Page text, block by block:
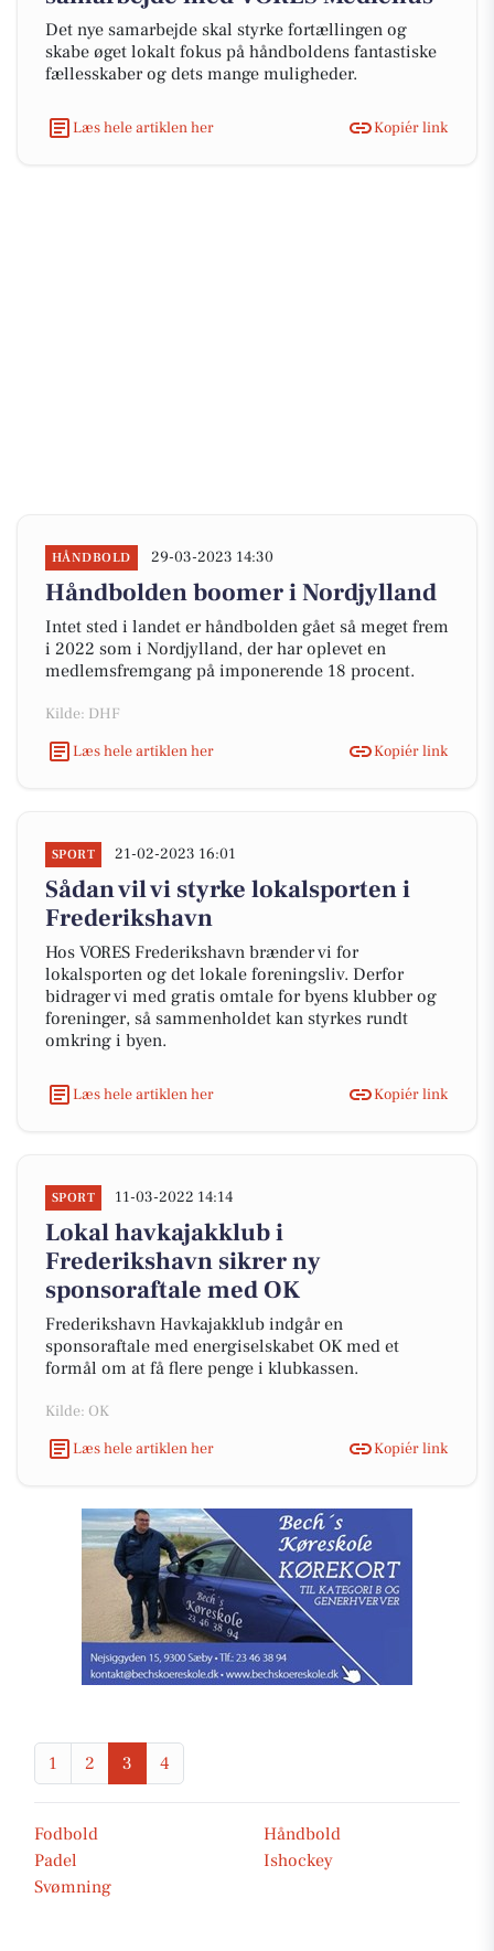
Det nye samarbejde skal styrke fortællingen og
skabe øget lokalt fokus på håndboldens fantastiske
fællesskaber og dets mange muligheder.
Læs hele artiklen her Kopiér link
HÅNDBOLD 29-03-2023 14:30
Håndbolden boomer i Nordjylland
Intet sted i landet er håndbolden gået så meget frem
i 2022 som i Nordjylland, der har oplevet en
medlemsfremgang på imponerende 18 procent.
Kilde: DHF
Læs hele artiklen her
Kopiér link
SPORT 21-02-2023 16:01
Sådan vil vi styrke lokalsporten i
Frederikshavn
Hos VORES Frederikshavn brænder vi for
lokalsporten og det lokale foreningsliv. Derfor
bidrager vi med gratis omtale for byens klubber og
foreninger, så sammenholdet kan styrkes rundt
omkring i byen.
Læs hele artiklen her Kopiér link
SPORT 11-03-2022 14:14
Lokal havkajakklub i
Frederikshavn sikrer ny
sponsoraftale med OK
Frederikshavn Havkajakklub indgår en
sponsoraftale med energiselskabet OK med et
formål om at få flere penge i klubkassen.
Kilde: OK
Læs hele artiklen her
Kopiér link
1 2 3 4
Fodbold
Håndbold
Padel
Ishockey
Svømning